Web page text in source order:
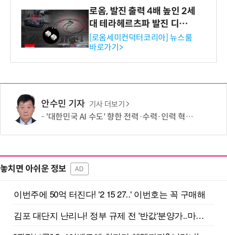
로옴, 발진 출력 4배 높인 2세
대 테라헤르츠파 발진 디바이
스 개발
[로옴세미컨덕터코리아] 뉴스룸
바로가기>
안수민 기자 기사 더보기
'대한민국 AI 수도' 향한 전력·수력·인력 혁신 시동…'충남 3력 혁신 TF 회의 첫 개최
놓치면 아쉬운 정보 AD